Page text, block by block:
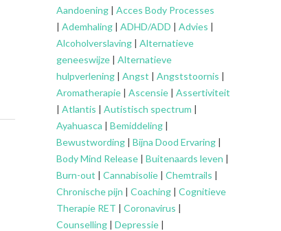
Aandoening | Acces Body Processes
| Ademhaling | ADHD/ADD | Advies |
Alcoholverslaving | Alternatieve
geneeswijze | Alternatieve
hulpverlening | Angst | Angststoornis |
Aromatherapie | Ascensie | Assertiviteit
| Atlantis | Autistisch spectrum |
Ayahuasca | Bemiddeling |
Bewustwording | Bijna Dood Ervaring |
Body Mind Release | Buitenaards leven |
Burn-out | Cannabisolie | Chemtrails |
Chronische pijn | Coaching | Cognitieve
Therapie RET | Coronavirus |
Counselling | Depressie |